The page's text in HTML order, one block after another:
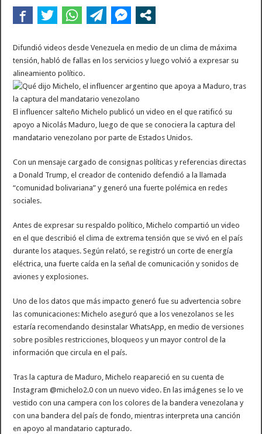
La contundente respuesta de Benegas Lynch a una senadora K que quiso
Difundió videos desde Venezuela en medio de un clima de máxima
tensión, habló de fallas en los servicios y luego volvió a expresar su
alineamiento político.
El influencer salteño Michelo publicó un video en el que ratificó su
apoyo a Nicolás Maduro, luego de que se conociera la captura del
mandatario venezolano por parte de Estados Unidos.
Con un mensaje cargado de consignas políticas y referencias directas
a Donald Trump, el creador de contenido defendió a la llamada
“comunidad bolivariana” y generó una fuerte polémica en redes
sociales.
Antes de expresar su respaldo político, Michelo compartió un video
en el que describió el clima de extrema tensión que se vivó en el país
durante los ataques. Según relató, se registró un corte de energía
eléctrica, una fuerte caída en la señal de comunicación y sonidos de
aviones y explosiones.
Uno de los datos que más impacto generó fue su advertencia sobre
las comunicaciones: Michelo aseguró que a los venezolanos se les
estaría recomendando desinstalar WhatsApp, en medio de versiones
sobre posibles restricciones, bloqueos y un mayor control de la
información que circula en el país.
Tras la captura de Maduro, Michelo reapareció en su cuenta de
Instagram @michelo2.0 con un nuevo video. En las imágenes se lo ve
vestido con una campera con los colores de la bandera venezolana y
con una bandera del país de fondo, mientras interpreta una canción
en apoyo al mandatario capturado.